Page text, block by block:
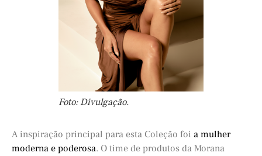
Foto: Divulgação.
A inspiração principal para esta Coleção foi a mulher
moderna e poderosa. O time de produtos da Morana